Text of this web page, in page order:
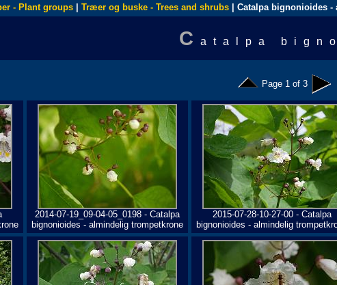
- Plant groups Træer og buske - Trees and shrubs | Catalpa bignonioides
C atalpa
Page 1 of 3
2014-07-19_09-04-05_0198 - Catalpa
bignonioides - almindelig trompetkrone
2015-07-28-10-27-00 - Catalpa
bignonioides - almindelig